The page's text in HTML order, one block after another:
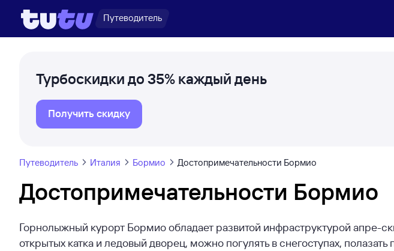
Путеводитель
Турбоскидки до 35% каждый день
Получить скидку
Путеводитель Италия Бормио Достопримечательности Бормио
Достопримечательности Бормио
Горнолыжный курорт Бормио обладает развитой инфраструктурой апре-
открытых катка и ледовый дворец, можно погулять в снегоступах, полазать